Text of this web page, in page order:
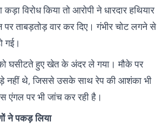
विरोध किया तो आरोपी ने धारदार हथियार
ताबड़तोड़ वार कर दिए। गंभीर चोट लगने से
गई।
घसीटते हुए खेत के अंदर ले गया। मौके पर
नहीं थे, जिससे उसके साथ रेप की आशंका भी
एंगल पर भी जांच कर रही है।
ने पकड़ लिया